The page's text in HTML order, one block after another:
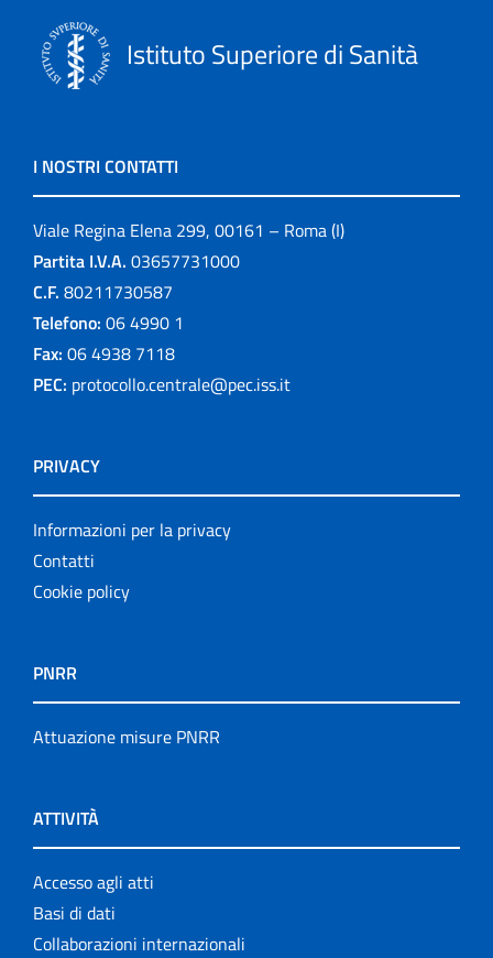
Istituto Superiore di Sanità
I NOSTRI CONTATTI
Viale Regina Elena 299, 00161 – Roma (I)
Partita I.V.A. 03657731000
C.F. 80211730587
Telefono: 06 4990 1
Fax: 06 4938 7118
PEC: protocollo.centrale@pec.iss.it
PRIVACY
Informazioni per la privacy
Contatti
Cookie policy
PNRR
Attuazione misure PNRR
ATTIVITÀ
Accesso agli atti
Basi di dati
Collaborazioni internazionali